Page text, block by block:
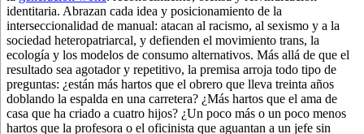
identitaria. Abrazan cada idea y posicionamiento de la
interseccionalidad de manual: atacan al racismo, al sexismo y a la
sociedad heteropatriarcal, y defienden el movimiento trans, la
ecología y los modelos de consumo alternativos. Más allá de que el
resultado sea agotador y repetitivo, la premisa arroja todo tipo de
preguntas: ¿están más hartos que el obrero que lleva treinta años
doblando la espalda en una carretera? ¿Más hartos que el ama de
casa que ha criado a cuatro hijos? ¿Un poco más o un poco menos
hartos que la profesora o el oficinista que aguantan a un jefe sin